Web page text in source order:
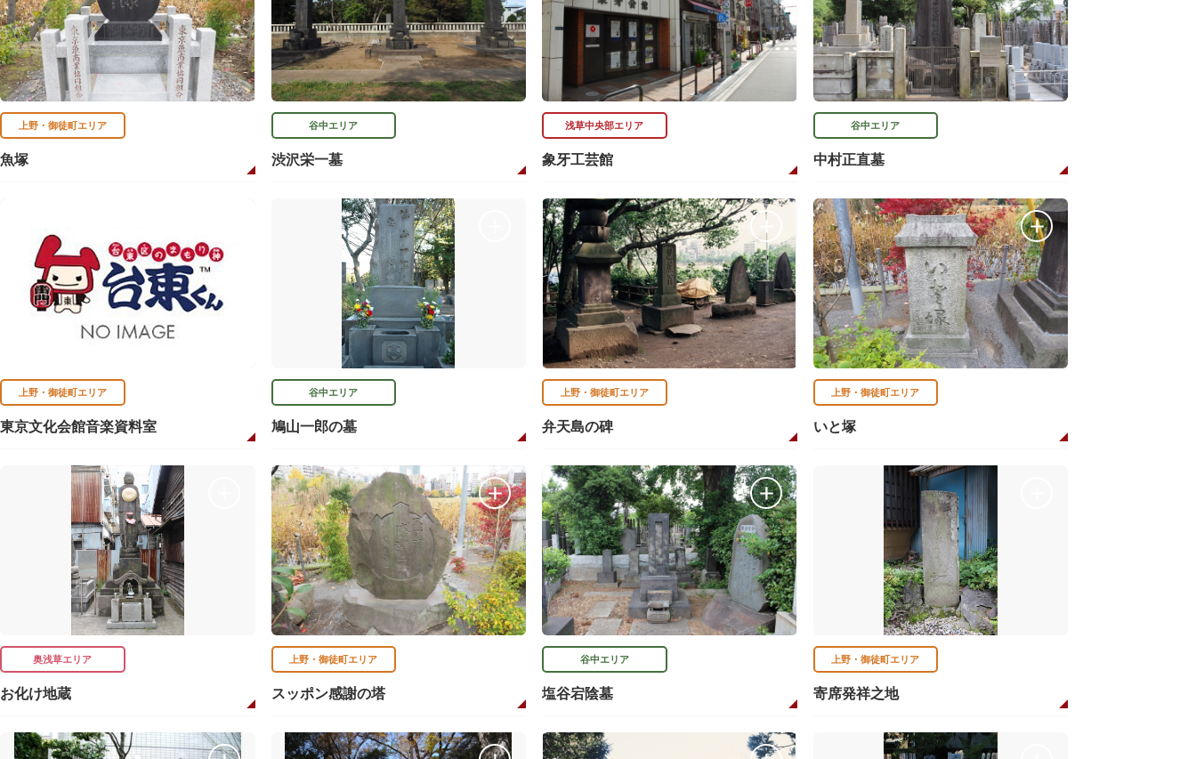
上野・御徒町エリア
魚塚
谷中エリア
渋沢栄一墓
浅草中央部エリア
象牙工芸館
谷中エリア
中村正直墓
上野・御徒町エリア
東京文化会館音楽資料室
谷中エリア
鳩山一郎の墓
上野・御徒町エリア
弁天島の碑
上野・御徒町エリア
いと塚
奥浅草エリア
お化け地蔵
上野・御徒町エリア
スッポン感謝の塔
谷中エリア
塩谷宕陰墓
上野・御徒町エリア
寄席発祥之地